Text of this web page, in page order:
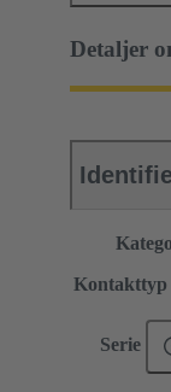
Detaljer
Kontakttyp
Serie